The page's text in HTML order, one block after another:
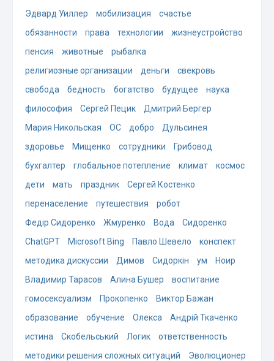
Эдвард Уиллер
мобилизация
счастье
обязанности
права технологии
жизнеустройство
пенсия
животные
рыбалка
религиозные организации
деньги
свекровь
свобода
бедность богатство будущее
наука
философия
Сергей Пецик
Дмитрий Бергер
Мария Никольская
ОС добро
Дульсинея
здоровье
Мищенко сотрудники
Грибовод
бухгалтер
глобальное потепление климат
космос
дети
мать праздник
Сергей Костенко
перенаселение
путешествия
робот
Федір Сидоренко
Жмуренко Вода
Сидоренко
ChatGPT
Microsoft Bing Павло Шевело
конспект
методика дискуссии
Димов Сидоркін ум
Ноир
Владимир Тарасов
Алина Бушер
воспитание
гомосексуализм
Прокопенко
Виктор Бажан
образование
обучение Олекса
Андрій Ткаченко
истина
Скобельський Логик
ответственность
методики решения сложных ситуаций
Эволюционер